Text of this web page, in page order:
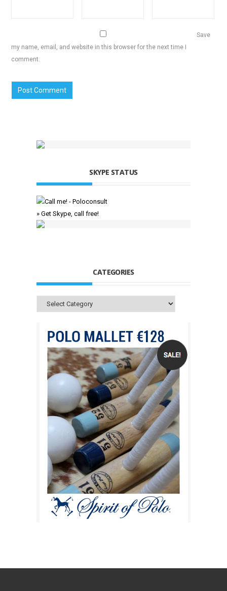
Save
my name, email, and website in this browser for the next time I
comment.
SKYPE STATUS
» Get Skype, call free!
CATEGORIES
Categories